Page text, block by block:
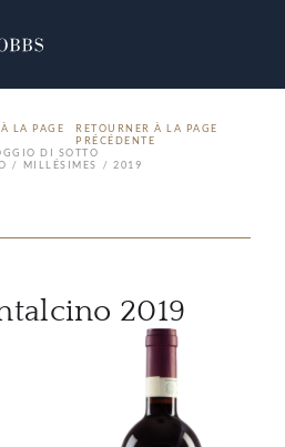
RETOURNER À LA PAGE
PRÉCÉDENTE
DI SOTTO
MILLÉSIMES 2019
2019